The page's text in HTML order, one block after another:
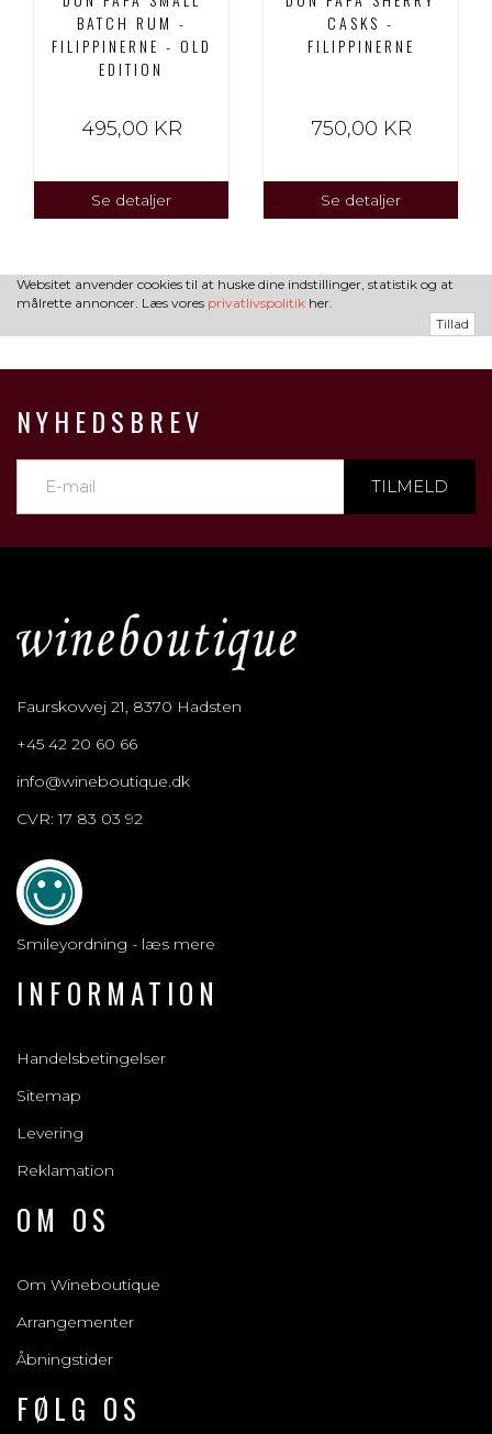
BATCH RUM -
FILIPPINERNE - OLD
EDITION
495,00 KR
Se detaljer
CASKS -
FILIPPINERNE
750,00 KR
Se detaljer
Websitet anvender cookies til at huske dine indstillinger, statistik og at
målrette annoncer. Læs vores privatlivspolitik her.
Tillad
NYHEDSBREV
TILMELD
Faurskovvej 21, 8370 Hadsten
+45 42 20 60 66
info@wineboutique.dk
CVR: 17 83 03 92
Smileyordning - læs mere
INFORMATION
Handelsbetingelser
Sitemap
Levering
Reklamation
OM OS
Om Wineboutique
Arrangementer
Åbningstider
FØLG OS